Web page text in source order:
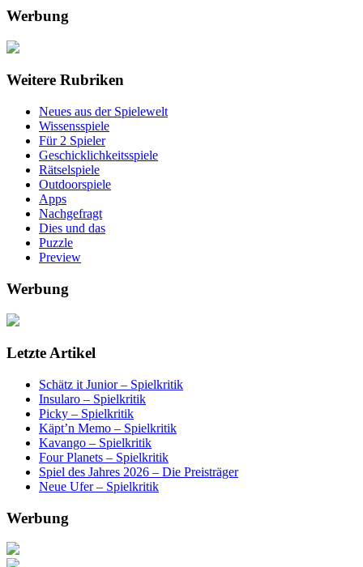
Werbung
Weitere Rubriken
Neues aus der Spielewelt
Wissensspiele
Für 2 Spieler
Geschicklichkeitsspiele
Rätselspiele
Outdoorspiele
Apps
Nachgefragt
Dies und das
Puzzle
Preview
Werbung
Letzte Artikel
Schätz it Junior – Spielkritik
Insularo – Spielkritik
Picky – Spielkritik
Käpt’n Memo – Spielkritik
Kavango – Spielkritik
Four Planets – Spielkritik
Spiel des Jahres 2026 – Die Preisträger
Neue Ufer – Spielkritik
Werbung